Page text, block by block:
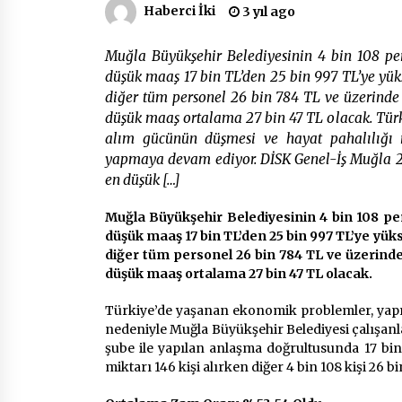
2 ay ago
Mobil Tekerlekli Sandalye Tamir
Aracı Engelsiz Muğla İçin Yollarda
2 ay ago
Seydikemer Belediye Meclisi Ekim
Ayı Toplantısı Yapıldı
Haberci İki 3 yıl ago
Muğla Büyükşehir Belediyesinin 4 bin 108
düşük maaş 17 bin TL’den 25 bin 997 TL’ye
diğer tüm personel 26 bin 784 TL ve
düşük maaş ortalama 27 bin 47 TL olacak.
alım gücünün düşmesi ve hayat
yapmaya devam ediyor. DİSK Genel-İş Muğla
en düşük […]
Muğla Büyükşehir Belediyesinin 4 bin 108
düşük maaş 17 bin TL’den 25 bin 997 TL’ye
diğer tüm personel 26 bin 784 TL ve
düşük maaş ortalama 27 bin 47 TL olacak.
Türkiye’de yaşanan ekonomik problemler,
nedeniyle Muğla Büyükşehir Belediyesi
şube ile yapılan anlaşma doğrultusunda 17
miktarı 146 kişi alırken diğer 4 bin 108 kişi 26